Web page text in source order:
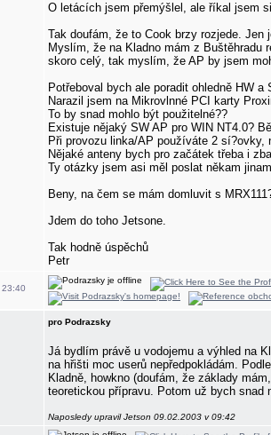
O letácích jsem přemýšlel, ale říkal jsem
Tak doufám, že to Cook brzy rozjede. Jen
Myslím, že na Kladno mám z Buštěhradu
skoro celý, tak myslím, že AP by jsem
Potřeboval bych ale poradit ohledně HW a
Narazil jsem na Mikrovlnné PCI karty
To by snad mohlo být použitelné??
Existuje nějaký SW AP pro WIN NT4.0?
Při provozu linka/AP používáte 2 sí?ovky,
Nějaké anteny bych pro začátek třeba i
Ty otázky jsem asi měl poslat někam
Beny, na čem se mám domluvit s
Jdem do toho Jetsone.
Tak hodně úspěchů
Petr
23:40
pro Podrazsky
Já bydlím právě u vodojemu a výhled na
na hřišti moc userů nepředpokládám.
Kladně, howkno (doufám, že základy
teoretickou přípravu. Potom už bych snad
Naposledy upravil Jetson 09.02.2003 v 09:42